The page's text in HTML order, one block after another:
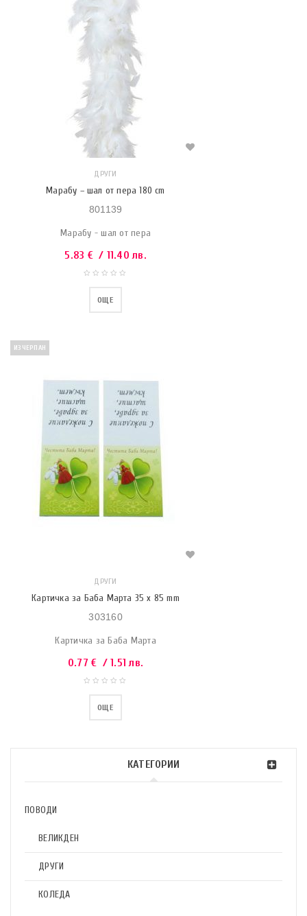
КАТЕГОРИИ
ПОВОДИ
ВЕЛИКДЕН
ДРУГИ
КОЛЕДА
ДРУГИ
Марабу – шал от пера 180 cm
801139
Марабу - шал от пера
5.83 € / 11.40 лв.
ОЩЕ
ИЗЧЕРПАН
ДРУГИ
Картичка за Баба Марта 35 x 85 mm
303160
Картичка за Баба Марта
0.77€ / 1.51 лв.
ОЩЕ